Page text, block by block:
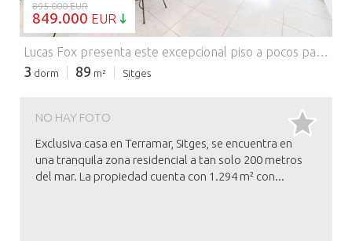
895.000 EUR
849.000 EUR
Lucas Fox presenta este excepcional piso a pocos pasos de la playa de San Sebastián, que ofrece la rara combinación de una ubicación privilegiada frente al mar y una tranquilidad absoluta. Con una ubicación perfecta, esta residencia ofrece impresionantes vistas al mar, manteniéndose a la vez elevada por encima del bullicio de la calle. Este ático de diseño exquisito ocupa la última planta de un edificio bien conservado desde 1997, y cuenta con espacios habitables de proporciones armoniosas, bañados por la luz natural del Mediterráneo. Su característica más destacada es el impresionante trío de terrazas privadas que suman más de 40 m² de espacio exterior: una amplia terraza en la planta principal, ideal para recibir invitados, y dos terrazas adicionales en la azotea que ofrecen vistas panorámicas al mar y a los encantadores tejados de Sitges. La distribución interior maximiza la comodidad y la funcionalidad, con amplias zonas de estar y una dormitorio principal con baño en la planta superior. Una plaza de aparcamiento privada en el edificio garantiza la comodidad en esta céntrica y codiciada ubicación. La vivienda se encuentra en buen estado, aunque una reforma estética podría realzar aún más su vivienda . Póngase en contacto con nosotros para obtener más información. Comercializado por Dils Lucas Fox (Lucas Trading, S.L. con CIF B64125438), actuando como intermediario inmobiliario. La información facilitada es meramente informativa, basada en datos proporcionados por la propiedad, y puede estar sujeta a modificaciones. No constituye oferta contractual.
3 dorm 89 m² Sitges
NO HAY FOTO
Exclusiva casa en Terramar, Sitges, se encuentra en
una tranquila zona residencial a tan solo 200 metros
del mar. La propiedad cuenta con 1.294 m² con...